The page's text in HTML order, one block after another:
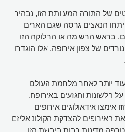
של התורה המעוותת הזו, נבהיר
הנאצים גרסה שגם הארים
בראש הרשימה או החלוקה הזו
של צפון אירופה. אלו הוגדרו
במהלך המאה ה-19 ועוד יותר לאחר מלחמת העולם
הלשונות והגזעים באירופה.
אידאולוגים אירופים
האירופים להצדקת הקולוניאליזם
מדינות רבות ביבשת הזו.